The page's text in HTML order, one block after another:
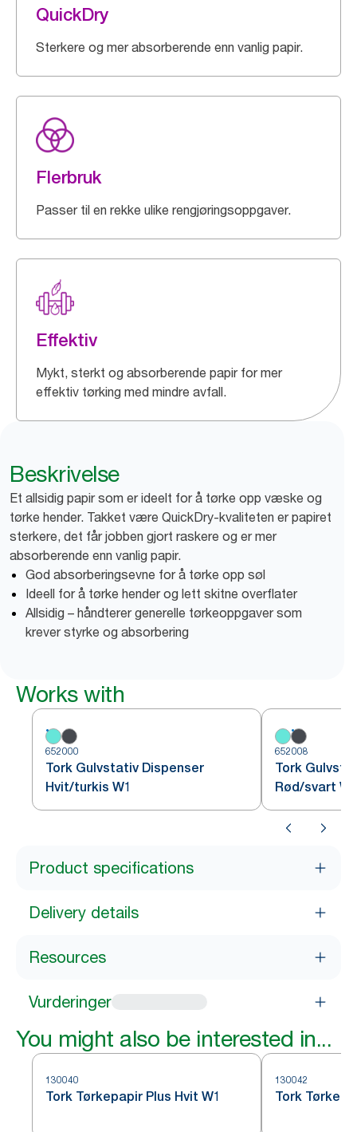
QuickDry
Sterkere og mer absorberende enn vanlig papir.
Flerbruk
Passer til en rekke ulike rengjøringsoppgaver.
Effektiv
Mykt, sterkt og absorberende papir for mer
effektiv tørking med mindre avfall.
Beskrivelse
Et allsidig papir som er ideelt for å tørke opp væske og
tørke hender. Takket være QuickDry-kvaliteten er papiret
sterkere, det får jobben gjort raskere og er mer
absorberende enn vanlig papir.
God absorberingsevne for å tørke opp søl
Ideell for å tørke hender og lett skitne overflater
Allsidig – håndterer generelle tørkeoppgaver som
krever styrke og absorbering
Works with
652000
Tork Gulvstativ Dispenser
Hvit/turkis W1
652008
Tork
Rød/svart
Product specifications
Delivery details
Resources
Vurderinger
You might also be interested in...
130040
Tork Tørkepapir Plus Hvit W1
130042
Tork